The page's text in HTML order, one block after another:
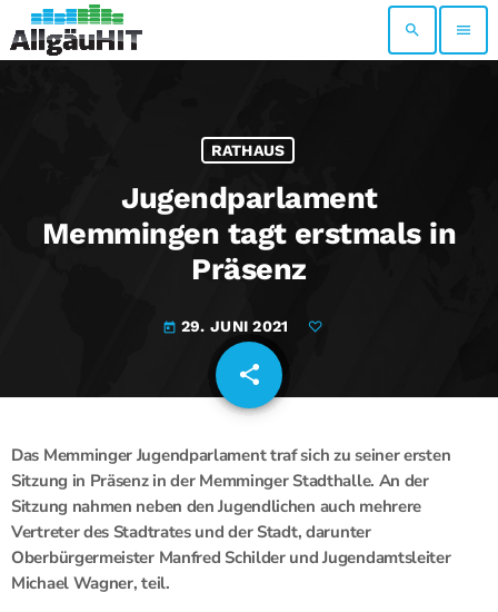
search menu
RATHAUS
Jugendparlament
Memmingen tagt erstmals in
Präsenz
today 29. JUNI 2021
share
email
Das Memminger Jugendparlament traf sich zu seiner ersten
Sitzung in Präsenz in der Memminger Stadthalle. An der
Sitzung nahmen neben den Jugendlichen auch mehrere
Vertreter des Stadtrates und der Stadt, darunter
Oberbürgermeister Manfred Schilder und Jugendamtsleiter
Michael Wagner, teil.